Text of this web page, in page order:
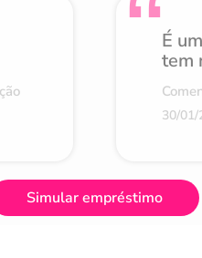
É
tem
30/01/
Simular empréstimo